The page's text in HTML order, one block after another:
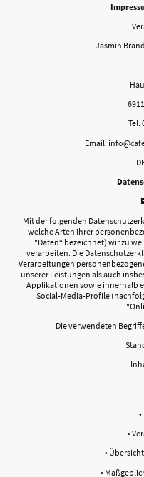
Jasmin
Tel.
Email:
Mit der folgenden
welche Arten Ihrer
"Daten“ bezeichnet) wir zu
verarbeiten. Die
Verarbeitungen
unserer Leistungen als auch
Applikationen sowie innerhalb
Social-Media-Profile
Die verwendeten
•
•
•